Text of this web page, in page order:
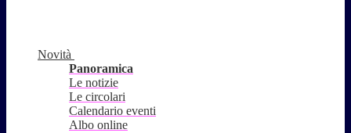
Novità
Panoramica
Le notizie
Le circolari
Calendario eventi
Albo online